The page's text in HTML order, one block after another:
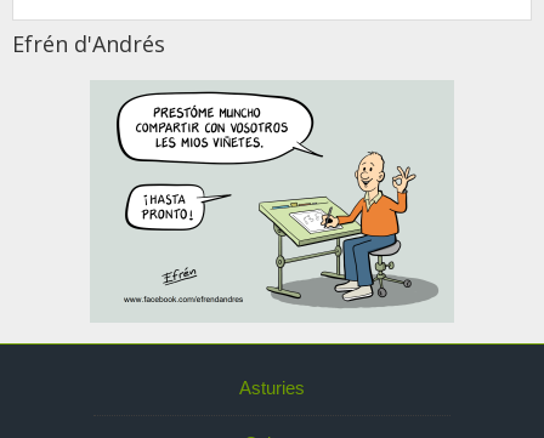
Efrén d'Andrés
Asturies